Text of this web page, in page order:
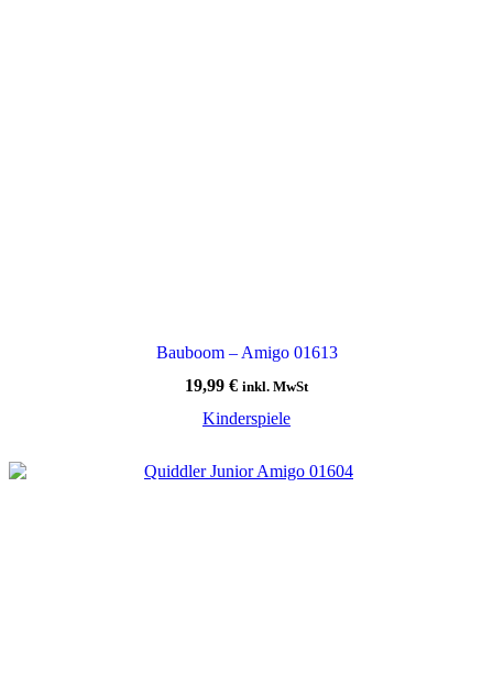
Bauboom – Amigo 01613
19,99 € inkl. MwSt
Kinderspiele